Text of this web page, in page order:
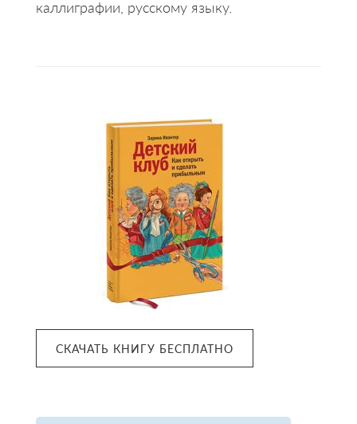
каллиграфии, русскому языку.
Primary
Sidebar
СКАЧАТЬ КНИГУ БЕСПЛАТНО